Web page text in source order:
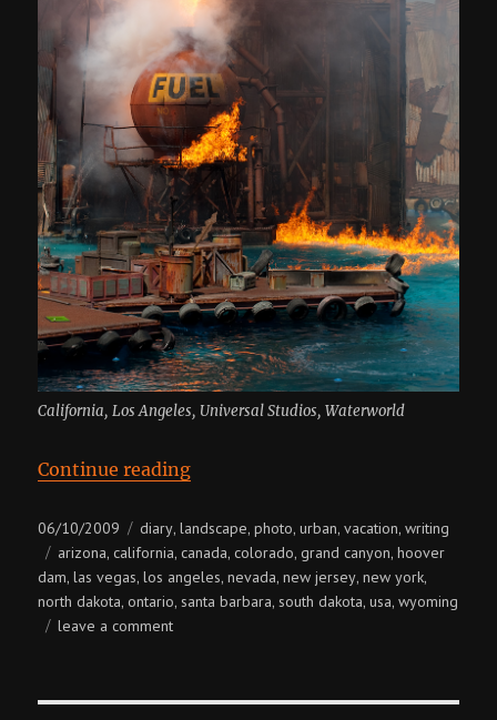
California, Los Angeles, Universal Studios, Waterworld
Continue reading“USA + Canada”
Posted
on
06/10/2009 Categories
diary,landscape,photo,urban,vacation,writing
Tags
arizona,california,canada,colorado,grand canyon,hoover
dam,las vegas,los angeles,nevada,new jersey,new york,
north dakota,ontario,santa barbara,south dakota,usa,wyoming
leave a commenton
canada